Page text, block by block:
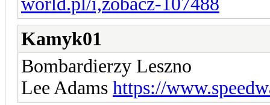
Kamyk01
Bombardierzy Leszno
Lee Adams https://